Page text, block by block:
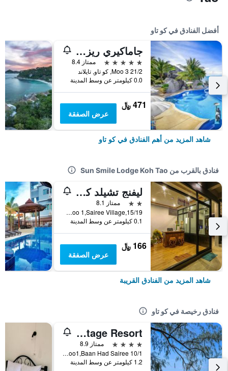
أفضل الفنادق في كو تاو
جاماكيري ريزورت آند سبا
5 نجوم
ممتاز 8.4
21/2 Moo 3, كو تاو, تايلاند
0.0 كيلومتر عن وسط المدينة
471 ﷼
عرض الصفقة
شاهد المزيد من أهم الفنادق في كو تاو
فنادق بالقرب من Sun Smile Lodge Koh Tao
ليفنج تشيلد كو تاو - هوستل
2 نجمتين
ممتاز 8.1
15/19,Moo 1,Sairee Village., كو تاو, تايلاند
0.1 كيلومتر عن وسط المدينة
166 ﷼
عرض الصفقة
شاهد المزيد من الفنادق القريبة
فنادق رخيصة في كو تاو
Sairee Cottage Resort
4 نجوم
ممتاز 8.9
10/1 Moo1,Baan Had Sairee, كو تاو, تايلاند
1.2 كيلومتر عن وسط المدينة